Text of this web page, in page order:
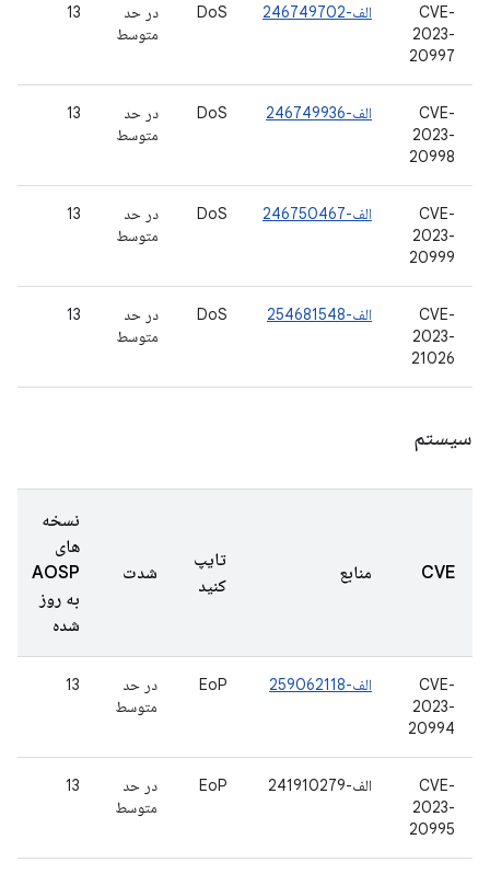
CVE-
2023-
20997
الف-246749702 DoS
در حد
متوسط
13
CVE-
2023-
20998
الف-246749936 DoS
در حد
متوسط
13
CVE-
2023-
20999
الف-246750467 DoS
در حد
متوسط
13
CVE-
2023-
21026
الف-254681548 DoS
در حد
متوسط
13
سیستم
CVE منابع
تایپ
کنید
شدت
نسخه
های
AOSP
به روز
شده
CVE-
2023-
20994
الف-259062118 EoP
در حد
متوسط
13
CVE-
2023-
20995
الف-241910279 EoP
در حد
متوسط
13